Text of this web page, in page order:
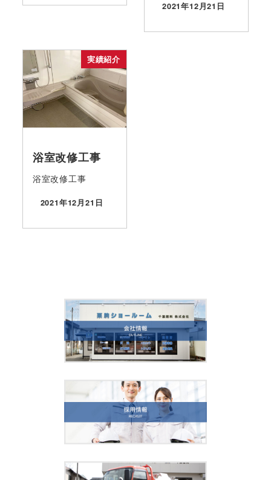
投稿日
2021年12月21日
実績紹介
浴室改修工事
浴室改修工事
投稿日
2021年12月21日